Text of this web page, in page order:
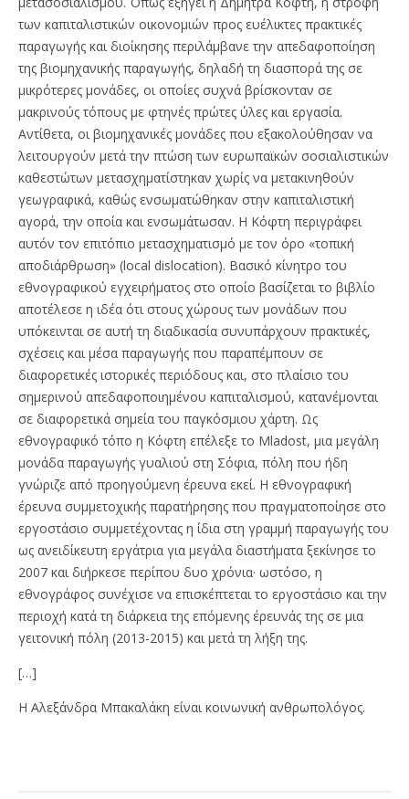
των καπιταλιστικών οικονομιών προς ευέλικτες πρακτικές
παραγωγής και διοίκησης περιλάμβανε την απεδαφοποίηση
της βιομηχανικής παραγωγής, δηλαδή τη διασπορά της σε
μικρότερες μονάδες, οι οποίες συχνά βρίσκονταν σε
μακρινούς τόπους με φτηνές πρώτες ύλες και εργασία.
Αντίθετα, οι βιομηχανικές μονάδες που εξακολούθησαν να
λειτουργούν μετά την πτώση των ευρωπαϊκών σοσιαλιστικών
καθεστώτων μετασχηματίστηκαν χωρίς να μετακινηθούν
γεωγραφικά, καθώς ενσωματώθηκαν στην καπιταλιστική
αγορά, την οποία και ενσωμάτωσαν. Η Κόφτη περιγράφει
αυτόν τον επιτόπιο μετασχηματισμό με τον όρο «τοπική
αποδιάρθρωση» (local dislocation). Βασικό κίνητρο του
εθνογραφικού εγχειρήματος στο οποίο βασίζεται το βιβλίο
αποτέλεσε η ιδέα ότι στους χώρους των μονάδων που
υπόκεινται σε αυτή τη διαδικασία συνυπάρχουν πρακτικές,
σχέσεις και μέσα παραγωγής που παραπέμπουν σε
διαφορετικές ιστορικές περιόδους και, στο πλαίσιο του
σημερινού απεδαφοποιημένου καπιταλισμού, κατανέμονται
σε διαφορετικά σημεία του παγκόσμιου χάρτη. Ως
εθνογραφικό τόπο η Κόφτη επέλεξε το Mladost, μια μεγάλη
μονάδα παραγωγής γυαλιού στη Σόφια, πόλη που ήδη
γνώριζε από προηγούμενη έρευνα εκεί. Η εθνογραφική
έρευνα συμμετοχικής παρατήρησης που πραγματοποίησε στο
εργοστάσιο συμμετέχοντας η ίδια στη γραμμή παραγωγής του
ως ανειδίκευτη εργάτρια για μεγάλα διαστήματα ξεκίνησε το
2007 και διήρκεσε περίπου δυο χρόνια· ωστόσο, η
εθνογράφος συνέχισε να επισκέπτεται το εργοστάσιο και την
περιοχή κατά τη διάρκεια της επόμενης έρευνάς της σε μια
γειτονική πόλη (2013-2015) και μετά τη λήξη της.
[…]
Η Αλεξάνδρα Μπακαλάκη είναι κοινωνική ανθρωπολόγος.